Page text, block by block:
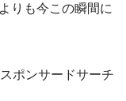
りも今この瞬間に
スポンサードサーチ